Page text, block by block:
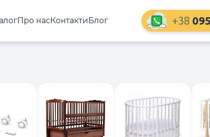
Про насКонтактиБлог +38